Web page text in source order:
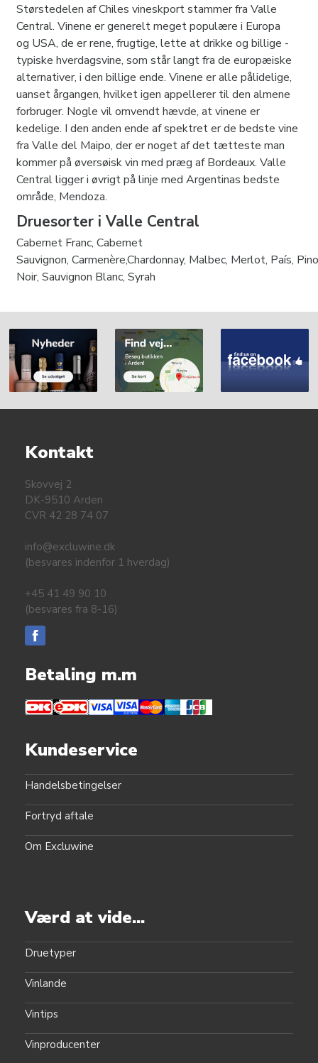
Størstedelen af Chiles vineskport stammer fra Valle
Central. Vinene er generelt meget populære i Europa
og USA, de er rene, frugtige, lette at drikke og billige -
typiske hverdagsvine, som står langt fra de europæiske
alternativer, i den billige ende. Vinene er alle pålidelige,
uanset årgangen, hvilket igen appellerer til den almene
forbruger. Nogle vil omvendt hævde, at vinene er
kedelige. I den anden ende af spektret er de bedste vine
fra Valle del Maipo, der er noget af det tætteste man
kommer på øversøisk vin med præg af Bordeaux. Valle
Central ligger i øvrigt på linje med Argentinas bedste
område, Mendoza.
Druesorter i Valle Central
Cabernet Franc, Cabernet
Sauvignon, Carmenère,Chardonnay, Malbec, Merlot, País,
Noir, Sauvignon Blanc, Syrah
Kontakt
Skovvej 2
DK-9510 Arden
CVR 42 28 74 07
info@excluwine.dk
(besvares indenfor 1 hverdag)
+45 41 49 90 10
(besvares fra 8-16)
Betaling m.m
Kundeservice
Handelsbetingelser
Fortryd aftale
Om Excluwine
Værd at vide...
Druetyper
Vinlande
Vintips
Vinproducenter